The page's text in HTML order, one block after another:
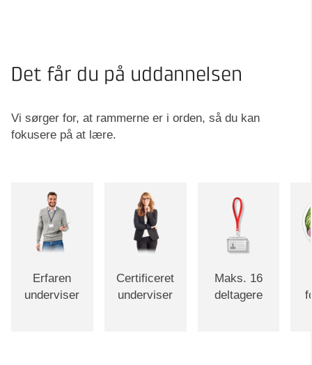
Det får du på uddannelsen
Vi sørger for, at rammerne er i orden, så du kan
fokusere på at lære.
Erfaren
underviser
Certificeret
underviser
Maks. 16
deltagere